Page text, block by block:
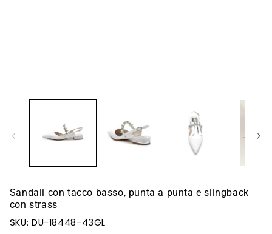
Sandali con tacco basso, punta a punta e slingback
con strass
SKU: DU-18448-43GL